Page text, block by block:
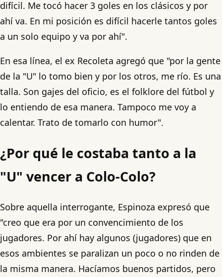
difícil. Me tocó hacer 3 goles en los clásicos y por
ahí va. En mi posición es difícil hacerle tantos goles
a un solo equipo y va por ahí".
En esa línea, el ex Recoleta agregó que "por la gente
de la "U" lo tomo bien y por los otros, me río. Es una
talla. Son gajes del oficio, es el folklore del fútbol y
lo entiendo de esa manera. Tampoco me voy a
calentar. Trato de tomarlo con humor".
¿Por qué le costaba tanto a la
"U" vencer a Colo-Colo?
Sobre aquella interrogante, Espinoza expresó que
"creo que era por un convencimiento de los
jugadores. Por ahí hay algunos (jugadores) que en
esos ambientes se paralizan un poco o no rinden de
la misma manera. Hacíamos buenos partidos, pero